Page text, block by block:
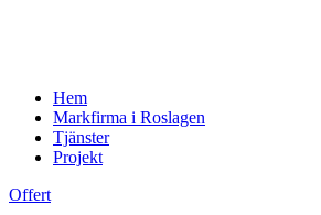
Hem
Markfirma i Roslagen
Tjänster
Projekt
Offert